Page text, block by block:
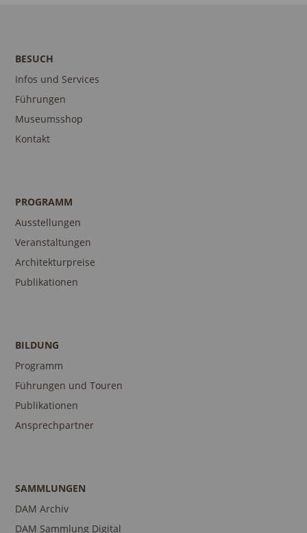
BESUCH
Infos und Services
Führungen
Museumsshop
Kontakt
PROGRAMM
Ausstellungen
Veranstaltungen
Architekturpreise
Publikationen
BILDUNG
Programm
Führungen und Touren
Publikationen
Ansprechpartner
SAMMLUNGEN
DAM Archiv
DAM Sammlung Digital